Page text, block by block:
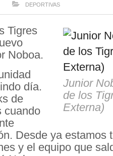
DEPORTIVAS
Junior
de los
Externa)
Tigres
Noboa.
día.
de
cuando
Desde ya estamos
y el equipo que